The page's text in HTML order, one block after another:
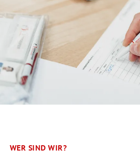
WER SIND WIR?